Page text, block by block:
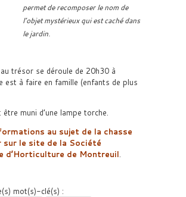
permet de recomposer le nom de
l’objet mystérieux qui est caché dans
le jardin.
au trésor se déroule de 20h30 à
est à faire en famille (enfants de plus
muni d’une lampe torche.
au sujet de la chasse
sur le site de la Société
d’Horticulture de Montreuil.
mot(s)-clé(s) :